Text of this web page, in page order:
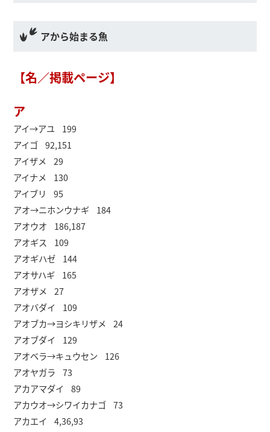
アから始まる魚
【名／掲載ページ】
ア
アイ→アユ 199
アイゴ 92,151
アイザメ 29
アイナメ 130
アイブリ 95
アオ→ニホンウナギ 184
アオウオ 186,187
アオギス 109
アオギハゼ 144
アオサハギ 165
アオザメ 27
アオバダイ 109
アオブカ→ヨシキリザメ 24
アオブダイ 129
アオベラ→キュウセン 126
アオヤガラ 73
アカアマダイ 89
アカウオ→シワイカナゴ 73
アカエイ 4,36,93